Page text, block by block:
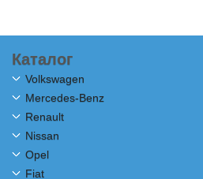
Каталог
Volkswagen
Mercedes-Benz
Renault
Nissan
Opel
Fiat